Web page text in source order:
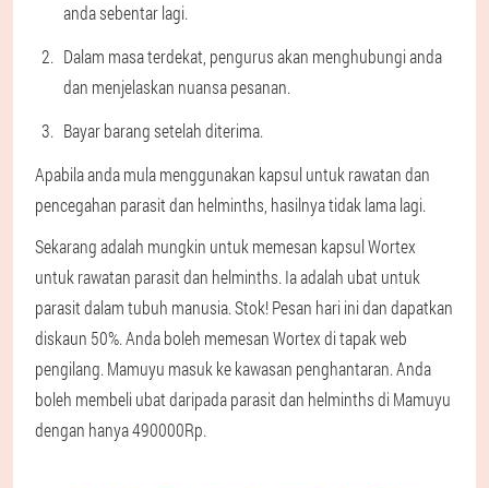
anda sebentar lagi.
Dalam masa terdekat, pengurus akan menghubungi anda
dan menjelaskan nuansa pesanan.
Bayar barang setelah diterima.
Apabila anda mula menggunakan kapsul untuk rawatan dan
pencegahan parasit dan helminths, hasilnya tidak lama lagi.
Sekarang adalah mungkin untuk memesan kapsul Wortex
untuk rawatan parasit dan helminths. Ia adalah ubat untuk
parasit dalam tubuh manusia. Stok! Pesan hari ini dan dapatkan
diskaun 50%. Anda boleh memesan Wortex di tapak web
pengilang. Mamuyu masuk ke kawasan penghantaran. Anda
boleh membeli ubat daripada parasit dan helminths di Mamuyu
dengan hanya 490000Rp.